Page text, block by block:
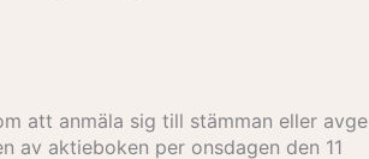
att anmäla sig till stämman eller avge
av aktieboken per onsdagen den 11